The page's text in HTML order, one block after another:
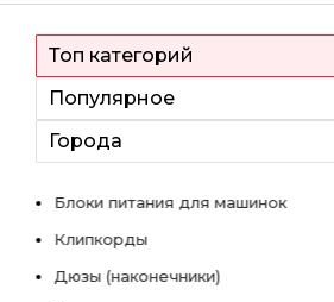
Топ категорий
Популярное
Города
Блоки питания для машинок
Клипкорды
Дюзы (наконечники)